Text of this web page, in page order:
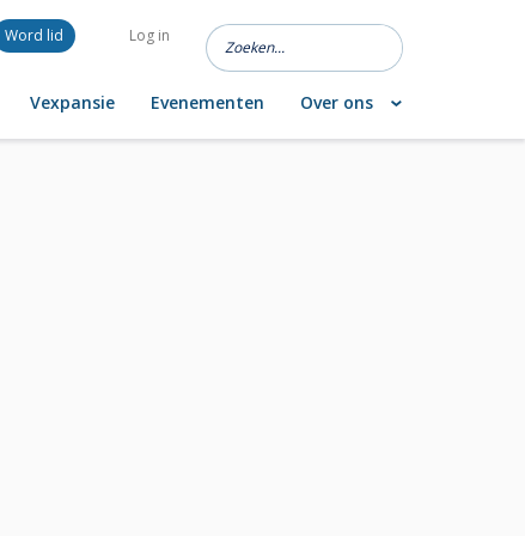
Word lid Log in
Vexpansie Evenementen Over ons